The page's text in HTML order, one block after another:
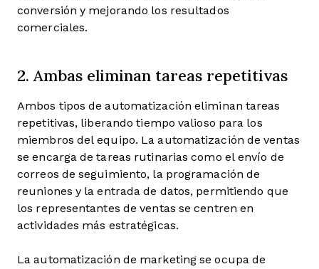
conversión y mejorando los resultados
comerciales.
2. Ambas eliminan tareas repetitivas
Ambos tipos de automatización eliminan tareas
repetitivas, liberando tiempo valioso para los
miembros del equipo. La automatización de ventas
se encarga de tareas rutinarias como el envío de
correos de seguimiento, la programación de
reuniones y la entrada de datos, permitiendo que
los representantes de ventas se centren en
actividades más estratégicas.
La automatización de marketing se ocupa de